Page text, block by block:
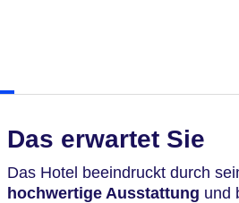
Das erwartet Sie
Das Hotel beeindruckt durch
hochwertige Ausstattung und